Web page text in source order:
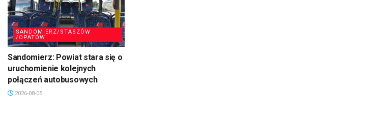
SANDOMIERZ/STASZÓW
/OPATÓW
Sandomierz: Powiat stara się o
uruchomienie kolejnych
połączeń autobusowych
2026-08-05